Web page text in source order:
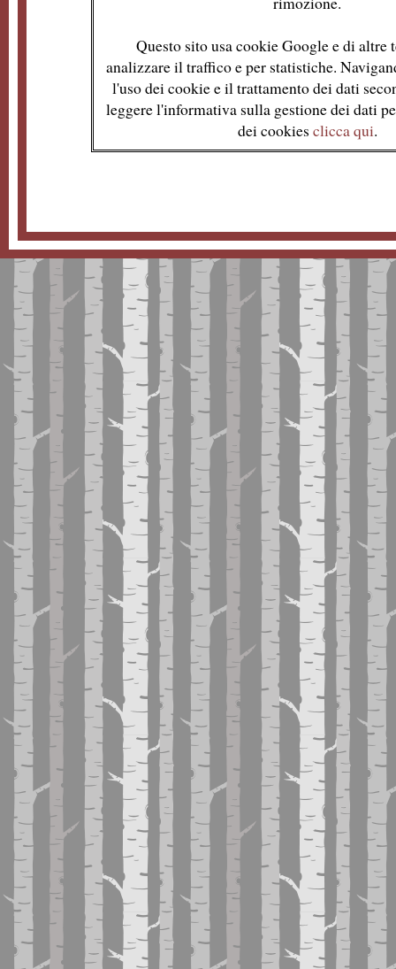
Questo sito usa cookie Google e di altre
analizzare il traffico e per statistiche.
l'uso dei cookie e il trattamento dei dati
leggere l'informativa sulla gestione dei dati
dei cookies clicca qui.